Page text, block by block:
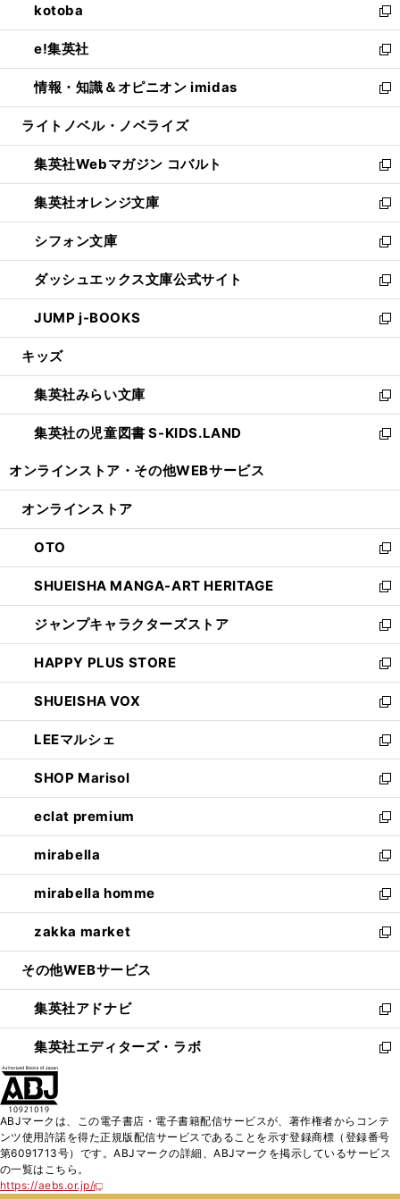
く
で
開
く
ド
ウ
で
開
く
ィ
ン
ド
ウ
で
開
い
ウ
ィ
ン
ド
ウ
開
く
kotoba
新
し
い
ウ
ィ
ン
ウ
で
開
く
e!集英社
新
し
い
ウ
ン
ド
ウ
で
開
く
情報・知識＆オピニオン imidas
新
し
ウ
ィ
ン
ド
ウ
で
開
く
ライトノベル・ノベライズ
集英社Webマガジン コバルト
新
し
い
ウ
ィ
ン
ド
ウ
で
開
集英社オレンジ文庫
新
し
い
ウ
ィ
ン
ド
ウ
開
く
シフォン文庫
新
し
い
ウ
ィ
ン
ウ
で
開
く
ダッシュエックス文庫公式サイト
新
し
い
ウ
ン
ド
ウ
で
JUMP j-BOOKS
新
し
ウ
ィ
ン
ド
開
キッズ
集英社みらい文庫
新
し
い
ン
ウ
で
開
く
集英社の児童図書 S-KIDS.LAND
新
ウ
ン
ド
ウ
で
開
く
オンラインストア・ その他WEBサービス
オンラインストア
OTO
新
し
い
ウ
ィ
ン
ド
ウ
で
開
く
SHUEISHA MANGA-ART HERITAGE
新
し
い
ウ
ィ
ン
ド
ウ
で
開
く
ジャンプキャラクターズストア
新
し
い
ウ
ィ
ン
ド
ウ
で
開
く
HAPPY PLUS STORE
新
し
い
ウ
ィ
ン
ド
ウ
で
開
く
SHUEISHA VOX
新
し
い
ウ
ィ
ン
ド
ウ
で
開
く
LEEマルシェ
新
し
い
ウ
ィ
ン
ド
ウ
で
開
く
SHOP Marisol
新
し
い
ウ
ィ
ン
ド
ウ
で
開
eclat premium
新
し
い
ウ
ィ
ン
ド
ウ
開
く
mirabella
新
し
い
ウ
ィ
ン
ウ
で
開
く
mirabella homme
新
し
い
ウ
ン
ド
ウ
で
zakka market
新
し
ウ
ィ
ン
ド
く
その他WEBサービス
集英社アドナビ
新
し
い
ド
ウ
で
集英社エディターズ・ラボ
新
ィ
ン
ABJマークは、この電子書店・電子書籍配信サービスが、著作権者からコンテ
ンツ使用許諾を得た正規版配信サービスであることを示す登録商標（登録番号
第6091713号）です。ABJマークの詳細、ABJマークを掲示しているサービス
の一覧はこちら。
https://aebs.or.jp/
新